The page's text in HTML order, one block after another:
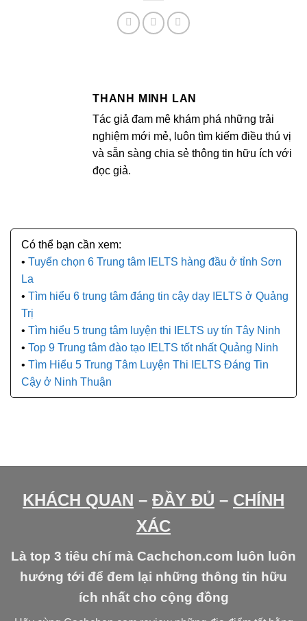
THANH MINH LAN
Tác giả đam mê khám phá những trải
nghiệm mới mẻ, luôn tìm kiếm điều thú vị
và sẵn sàng chia sẻ thông tin hữu ích với
đọc giả.
Tuyển chọn 6 Trung tâm IELTS hàng đầu ở tỉnh Sơn
La
Tìm hiểu 6 trung tâm đáng tin cậy dạy IELTS ở Quảng
Trị
Tìm hiểu 5 trung tâm luyện thi IELTS uy tín Tây Ninh
Top 9 Trung tâm đào tạo IELTS tốt nhất Quảng Ninh
Tìm Hiểu 5 Trung Tâm Luyện Thi IELTS Đáng Tin
Cậy ở Ninh Thuận
KHÁCH QUAN – ĐẦY ĐỦ – CHÍNH
XÁC
Là top 3 tiêu chí mà Cachchon.com luôn luôn
hướng tới để đem lại những thông tin hữu
ích nhất cho cộng đồng